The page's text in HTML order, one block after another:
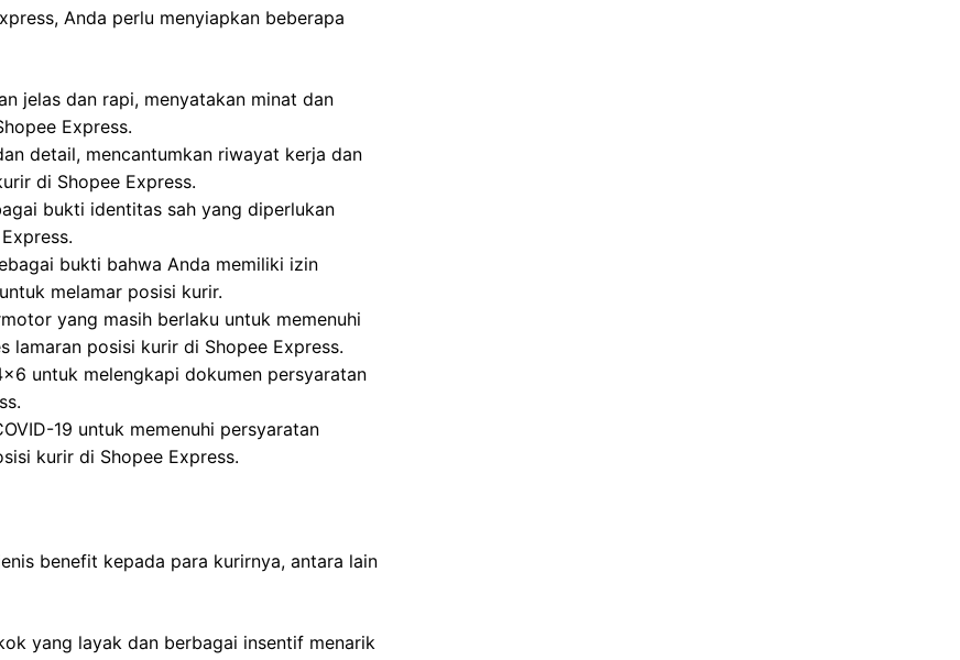
Anda perlu menyiapkan beberapa
jelas dan rapi, menyatakan minat dan
Express.
detail, mencantumkan riwayat kerja dan
di Shopee Express.
bukti identitas sah yang diperlukan
bukti bahwa Anda memiliki izin
melamar posisi kurir.
yang masih berlaku untuk memenuhi
lamaran posisi kurir di Shopee Express.
untuk melengkapi dokumen persyaratan
19 untuk memenuhi persyaratan
kurir di Shopee Express.
benefit kepada para kurirnya, antara lain
yang layak dan berbagai insentif menarik